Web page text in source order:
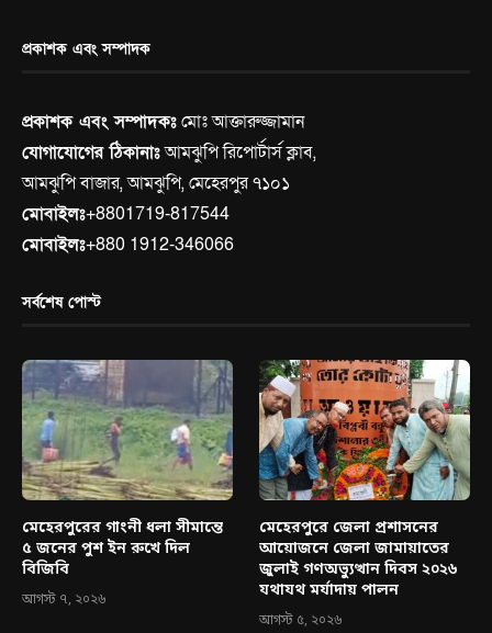
প্রকাশক এবং সম্পাদক
প্রকাশক এবং সম্পাদকঃমোঃ আক্তারুজ্জামান
যোগাযোগের ঠিকানাঃআমঝুপি রিপোর্টার্স ক্লাব,
আমঝুপি বাজার, আমঝুপি, মেহেরপুর ৭১০১
মোবাইলঃ+8801719-817544
মোবাইলঃ+880 1912-346066
সর্বশেষ পোস্ট
মেহেরপুরের গাংনী ধলা সীমান্তে
৫ জনের পুশ ইন রুখে দিল
বিজিবি
আগস্ট ৭, ২০২৬
মেহেরপুরে জেলা প্রশাসনের
আয়োজনে জেলা জামায়াতের
জুলাই গণঅভ্যুত্থান দিবস ২০২৬
যথাযথ মর্যাদায় পালন
আগস্ট ৫, ২০২৬